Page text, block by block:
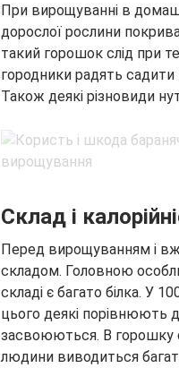
При вирощуванні в
дорослої рослини
такий горошок слід при
городники радять садити
Також деякі різновиди
Склад і
Перед вирощуванням і
складом. Головною
складі є багато білка. У
цього деякі порівнюють
засвоюються. В горошку
людини виводиться